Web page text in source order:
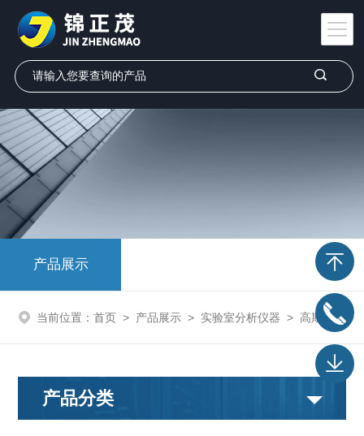
产品展示
当前位置： 首页 > 产品展示 > 实验室分析仪器 > 高斯计/特斯拉计
产品分类